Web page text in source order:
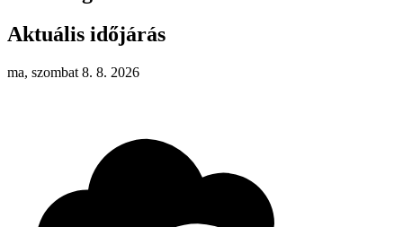
Aktuális időjárás
ma, szombat 8. 8. 2026